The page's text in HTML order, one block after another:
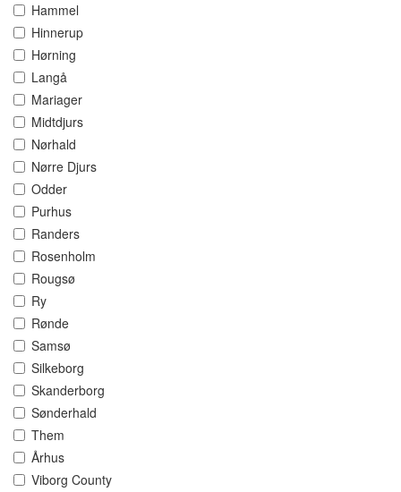
Hammel
Hinnerup
Hørning
Langå
Mariager
Midtdjurs
Nørhald
Nørre Djurs
Odder
Purhus
Randers
Rosenholm
Rougsø
Ry
Rønde
Samsø
Silkeborg
Skanderborg
Sønderhald
Them
Århus
Viborg County